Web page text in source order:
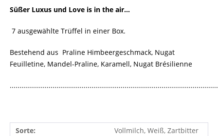
Süßer Luxus und Love is in the air...
7 ausgewählte Trüffel in einer Box.
Bestehend aus Praline Himbeergeschmack, Nugat
Feuilletine, Mandel-Praline, Karamell, Nugat Brésilienne
Sorte: Vollmilch, Weiß, Zartbitter